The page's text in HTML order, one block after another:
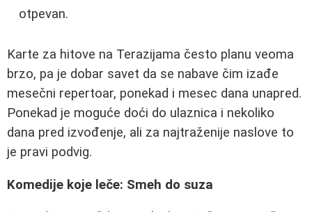
otpevan.
Karte za hitove na Terazijama često planu veoma
brzo, pa je dobar savet da se nabave čim izađe
mesečni repertoar, ponekad i mesec dana unapred.
Ponekad je moguće doći do ulaznica i nekoliko
dana pred izvođenje, ali za najtraženije naslove to
je pravi podvig.
Komedije koje leče: Smeh do suza